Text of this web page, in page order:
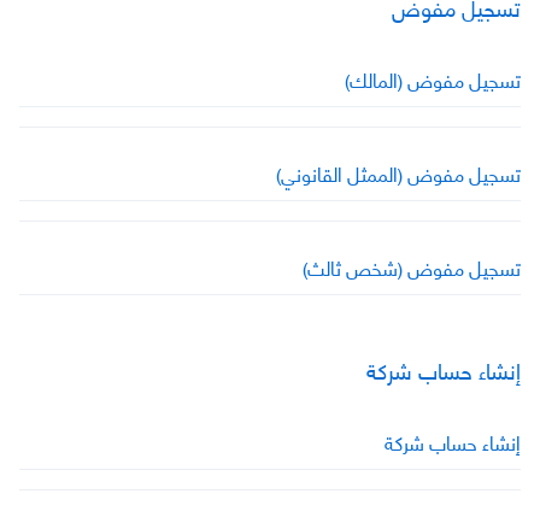
تسجيل مفوض (المالك)
تسجيل مفوض (الممثل القانوني)
تسجيل مفوض (شخص ثالث)
إنشاء حساب شركة
إنشاء حساب شركة